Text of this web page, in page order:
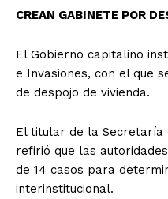
CREAN GABINETE POR
El Gobierno capitalino
e Invasiones, con el que
de despojo de vivienda.
El titular de la Secretaría
refirió que las
de 14 casos para
interinstitucional.